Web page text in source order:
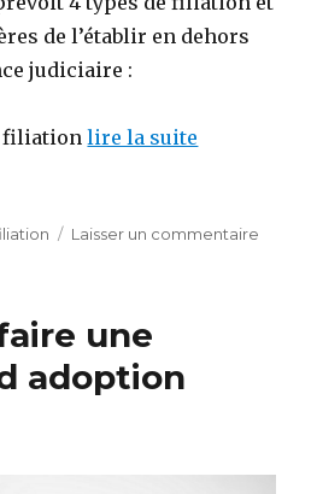
de l’établir en dehors
judiciaire :
filiationlire la suite
Laisser un commentaire
une
adoption